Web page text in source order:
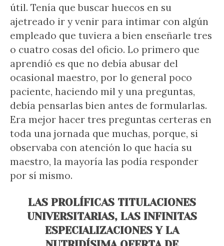
útil. Tenía que buscar huecos en su
ajetreado ir y venir para intimar con algún
empleado que tuviera a bien enseñarle tres
o cuatro cosas del oficio. Lo primero que
aprendió es que no debía abusar del
ocasional maestro, por lo general poco
paciente, haciendo mil y una preguntas,
debía pensarlas bien antes de formularlas.
Era mejor hacer tres preguntas certeras en
toda una jornada que muchas, porque, si
observaba con atención lo que hacía su
maestro, la mayoría las podía responder
por sí mismo.
LAS PROLÍFICAS TITULACIONES
UNIVERSITARIAS, LAS INFINITAS
ESPECIALIZACIONES Y LA